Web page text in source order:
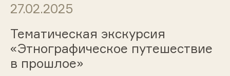
27.02.2025
Тематическая экскурсия
«Этнографическое путешествие
в прошлое»